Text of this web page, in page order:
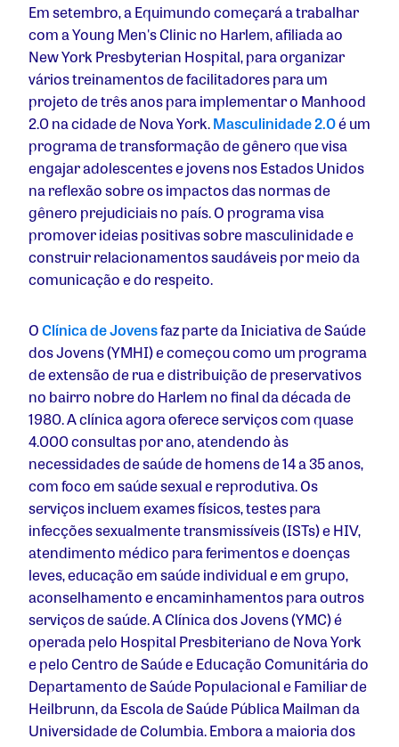
Em setembro, a Equimundo começará a trabalhar
com a Young Men's Clinic no Harlem, afiliada ao
New York Presbyterian Hospital, para organizar
vários treinamentos de facilitadores para um
projeto de três anos para implementar o Manhood
2.0 na cidade de Nova York.Masculinidade 2.0é um
programa de transformação de gênero que visa
engajar adolescentes e jovens nos Estados Unidos
na reflexão sobre os impactos das normas de
gênero prejudiciais no país. O programa visa
promover ideias positivas sobre masculinidade e
construir relacionamentos saudáveis por meio da
comunicação e do respeito.
OClínica de Jovensfaz parte da Iniciativa de Saúde
dos Jovens (YMHI) e começou como um programa
de extensão de rua e distribuição de preservativos
no bairro nobre do Harlem no final da década de
1980. A clínica agora oferece serviços com quase
4.000 consultas por ano, atendendo às
necessidades de saúde de homens de 14 a 35 anos,
com foco em saúde sexual e reprodutiva. Os
serviços incluem exames físicos, testes para
infecções sexualmente transmissíveis (ISTs) e HIV,
atendimento médico para ferimentos e doenças
leves, educação em saúde individual e em grupo,
aconselhamento e encaminhamentos para outros
serviços de saúde. A Clínica dos Jovens (YMC) é
operada pelo Hospital Presbiteriano de Nova York
e pelo Centro de Saúde e Educação Comunitária do
Departamento de Saúde Populacional e Familiar de
Heilbrunn, da Escola de Saúde Pública Mailman da
Universidade de Columbia. Embora a maioria dos